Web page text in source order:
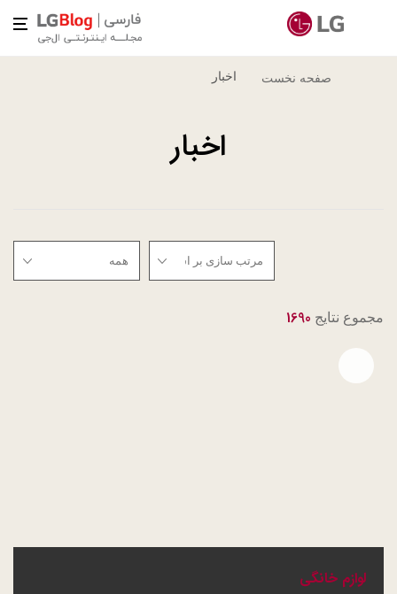
صفحه نخست اخبار
اخبار
مجموع نتایج 1690
لوازم خانگی
Open file download list